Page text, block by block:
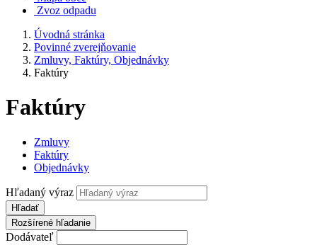
Zvoz odpadu
Úvodná stránka
Povinné zverejňovanie
Zmluvy, Faktúry, Objednávky
Faktúry
Faktúry
Zmluvy
Faktúry
Objednávky
Hľadaný výraz
Hľadať
Rozšírené hľadanie
Dodávateľ